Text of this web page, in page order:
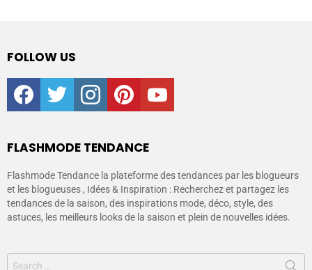
FOLLOW US
facebooktwitter instagrampinterestyoutube
FLASHMODE TENDANCE
Flashmode Tendance la plateforme des tendances par les blogueurs
et les blogueuses , Idées & Inspiration : Recherchez et partagez les
tendances de la saison, des inspirations mode, déco, style, des
astuces, les meilleurs looks de la saison et plein de nouvelles idées.